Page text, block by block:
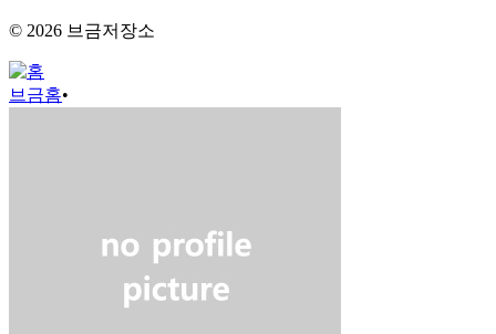
© 2026 브금저장소
브금홈•